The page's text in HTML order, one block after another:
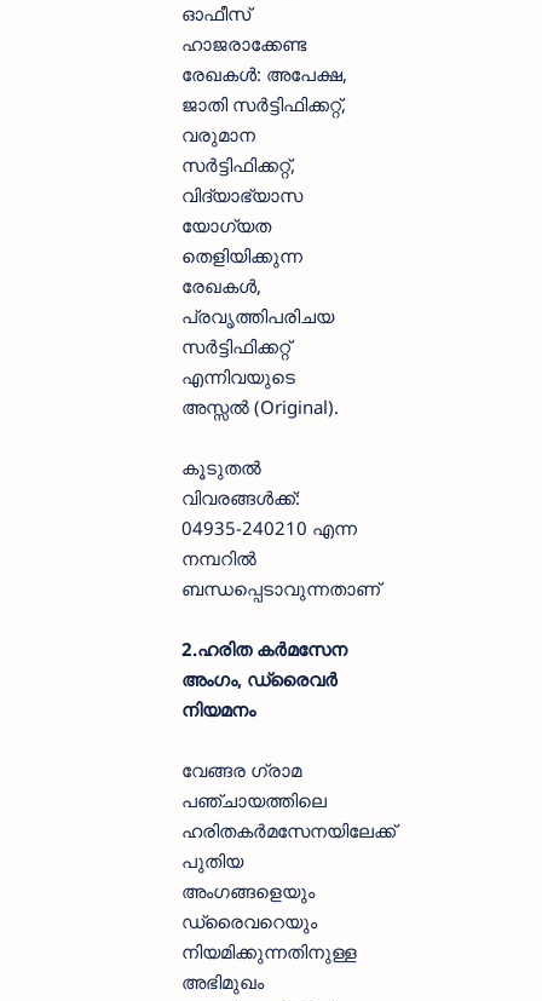
ഓഫീസ്
ഹാജരാക്കേണ്ട
രേഖകൾ: അപേക്ഷ,
ജാതി സർട്ടിഫിക്കറ്റ്,
വരുമാന
സർട്ടിഫിക്കറ്റ്,
വിദ്യാഭ്യാസ
യോഗ്യത
തെളിയിക്കുന്ന
രേഖകൾ,
പ്രവൃത്തിപരിചയ
സർട്ടിഫിക്കറ്റ്
എന്നിവയുടെ
അസ്സൽ (Original).
കൂടുതൽ
വിവരങ്ങൾക്ക്:
04935-240210 എന്ന
നമ്പറിൽ
ബന്ധപ്പെടാവുന്നതാണ്
2.ഹരിത കര്‍മസേന
അംഗം, ഡ്രൈവര്‍
നിയമനം
വേങ്ങര ഗ്രാമ
പഞ്ചായത്തിലെ
ഹരിതകര്‍മസേനയിലേക്ക്
പുതിയ
അംഗങ്ങളെയും
ഡ്രൈവറെയും
നിയമിക്കുന്നതിനുള്ള
അഭിമുഖം